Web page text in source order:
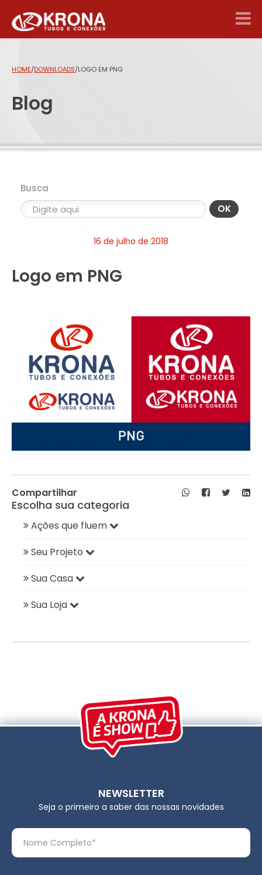
HOME/DOWNLOADS/LOGO EM PNG
Blog
Busca
OK
16 de julho de 2018
Logo em PNG
Compartilhar
Escolha sua categoria
Ações que fluem
Seu Projeto
Sua Casa
Sua Loja
NEWSLETTER
Seja o primeiro a saber das nossas novidades